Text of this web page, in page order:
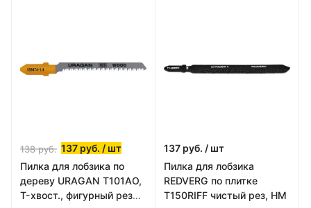
138руб. 137 руб. / шт
Пилка для лобзика по
дереву URAGAN T101AO,
T-хвост., фигурный рез
137 руб. / шт
Пилка для лобзика
REDVERG по плитке
T150RIFF чистый рез, HM